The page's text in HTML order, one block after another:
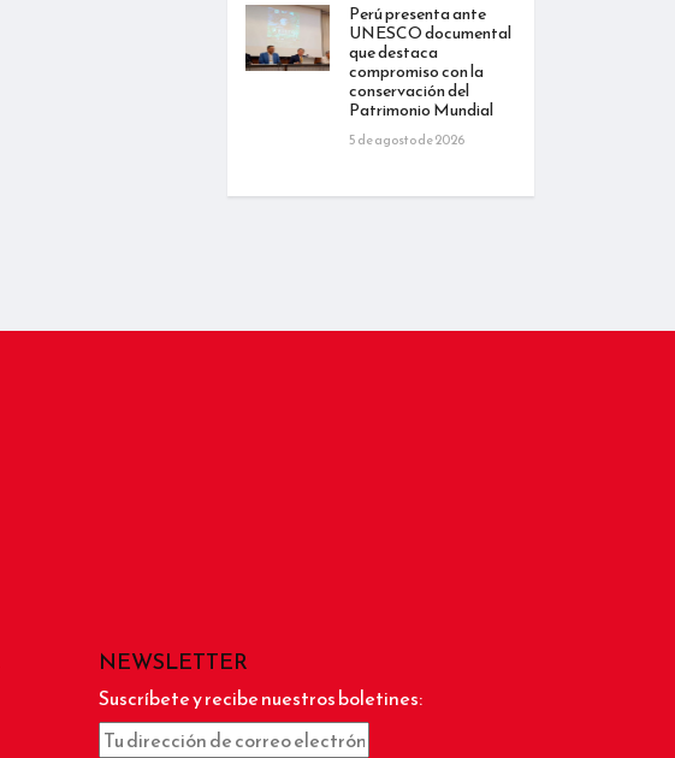
Perú presenta ante
UNESCO documental
que destaca
compromiso con la
conservación del
Patrimonio Mundial
5 de agosto de 2026
NEWSLETTER
Suscríbete y recibe nuestros boletines: